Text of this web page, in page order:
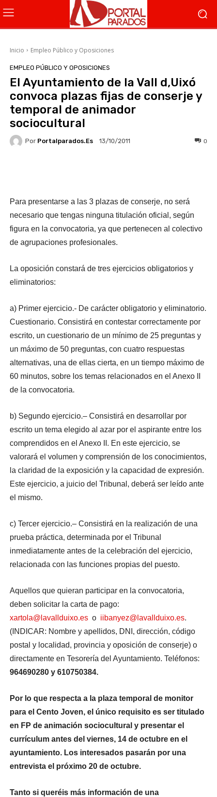
Inicio Empleo Público y Oposiciones
EMPLEO PÚBLICO Y OPOSICIONES
El Ayuntamiento de la Vall d,Uixó
convoca plazas fijas de conserje y
temporal de animador
sociocultural
Por Portalparados.es 13/10/2011 0
Para presentarse a las 3 plazas de conserje, no será
necesario que tengas ninguna titulación oficial, según
figura en la convocatoria, ya que pertenecen al colectivo
de agrupaciones profesionales.
La oposición constará de tres ejercicios obligatorios y
eliminatorios:
a) Primer ejercicio.- De carácter obligatorio y eliminatorio.
Cuestionario. Consistirá en contestar correctamente por
escrito, un cuestionario de un mínimo de 25 preguntas y
un máximo de 50 preguntas, con cuatro respuestas
alternativas, una de ellas cierta, en un tiempo máximo de
60 minutos, sobre los temas relacionados en el Anexo II
de la convocatoria.
b) Segundo ejercicio.– Consistirá en desarrollar por
escrito un tema elegido al azar por el aspirante entre los
comprendidos en el Anexo II. En este ejercicio, se
valorará el volumen y comprensión de los conocimientos,
la claridad de la exposición y la capacidad de expresión.
Este ejercicio, a juicio del Tribunal, deberá ser leído ante
el mismo.
c) Tercer ejercicio.– Consistirá en la realización de una
prueba práctica, determinada por el Tribunal
inmediatamente antes de la celebración del ejercicio,
relacionada con las funciones propias del puesto.
Aquellos que quieran participar en la convocatoria,
deben solicitar la carta de pago:
xartola@lavallduixo.es o iibanyez@lavallduixo.es.
(INDICAR: Nombre y apellidos, DNI, dirección, código
postal y localidad, provincia y oposición de conserje) o
directamente en Tesorería del Ayuntamiento. Teléfonos:
964690280 y 610750384.
Por lo que respecta a la plaza temporal de monitor
para el Cento Joven, el único requisito es ser titulado
en FP de animación sociocultural y presentar el
currículum antes del viernes, 14 de octubre en el
ayuntamiento. Los interesados pasarán por una
entrevista el próximo 20 de octubre.
Tanto si queréis más información de una